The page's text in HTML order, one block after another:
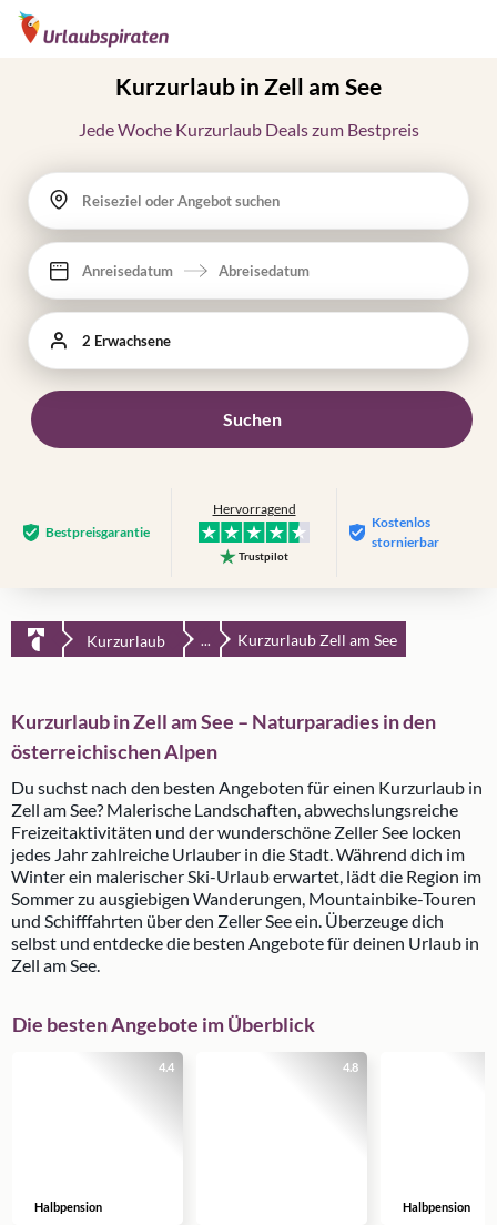
Kurzurlaub in Zell am See
Jede Woche Kurzurlaub Deals zum Bestpreis
Reiseziel oder Angebot suchen
Anreisedatum Abreisedatum
2 Erwachsene
Suchen
Bestpreis­garantie
Hervorragend
Trustpilot
Kostenlos
stornierbar
Kurzurlaub ... Kurzurlaub Zell am See
Kurzurlaub in Zell am See – Naturparadies in den
österreichischen Alpen
Du suchst nach den besten Angeboten für einen Kurzurlaub in
Zell am See? Malerische Landschaften, abwechslungsreiche
Freizeitaktivitäten und der wunderschöne Zeller See locken
jedes Jahr zahlreiche Urlauber in die Stadt. Während dich im
Winter ein malerischer Ski-Urlaub erwartet, lädt die Region im
Sommer zu ausgiebigen Wanderungen, Mountainbike-Touren
und Schifffahrten über den Zeller See ein. Überzeuge dich
selbst und entdecke die besten Angebote für deinen Urlaub in
Zell am See.
Die besten Angebote im Überblick
4.4
Halbpension
4.8
Halbpension